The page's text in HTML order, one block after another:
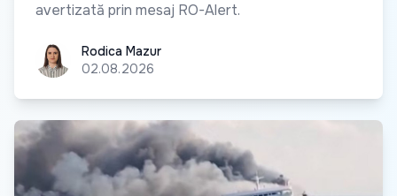
avertizată prin mesaj RO-Alert.
Rodica MazurRodica Mazur
02.08.2026